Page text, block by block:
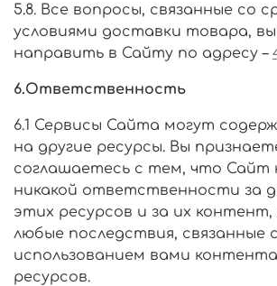
5.8. Все вопросы, связанные со
условиями доставки товара,
направить в Сайту по адресу –
6.Ответственность
6.1 Сервисы Сайта могут
на другие ресурсы. Вы
соглашаетесь с тем, что Сайт
никакой ответственности за
этих ресурсов и за их
любые последствия, связанные с
использованием вами
ресурсов.